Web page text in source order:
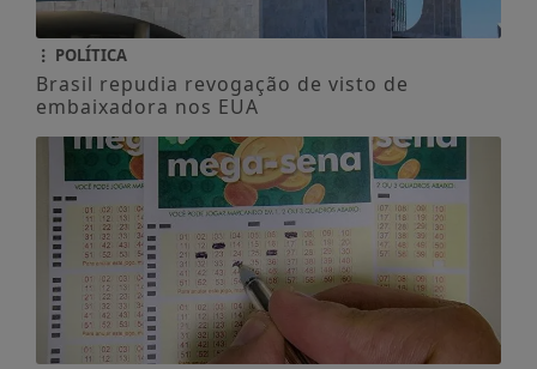
POLÍTICA
Brasil repudia revogação de visto de
embaixadora nos EUA